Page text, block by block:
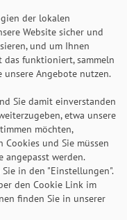
Paypal
das Layout sind
nicht ohne
werden.
- HAN 997-887 -
mit 100 Karten,
der lokalen
Website sicher und
und um Ihnen
das funktioniert, sammeln
Angebote nutzen.
Sie damit einverstanden
etwa unsere
möchten,
und Sie müssen
angepasst werden.
in den "Einstellungen".
den Cookie Link im
finden Sie in unserer